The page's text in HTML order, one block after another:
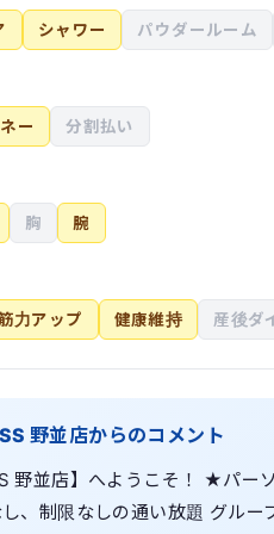
シャワー パウダールーム
ー 分割払い
胸 腕
力アップ 健康維持 産後ダ
野並店からのコメント
野並店】へようこそ！ ★パ
、制限なしの通い放題 グル